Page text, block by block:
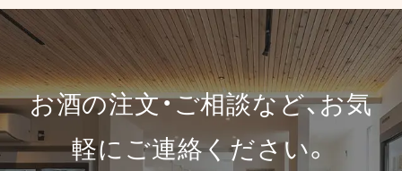
お酒の注文・ご相談など、お気
軽にご連絡ください。